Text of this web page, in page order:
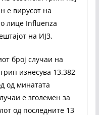
е вирусот на
лице Influenza
на ИЈЗ.
број случаи на
изнесува 13.382
од минатата
е зголемен за
од последните 13